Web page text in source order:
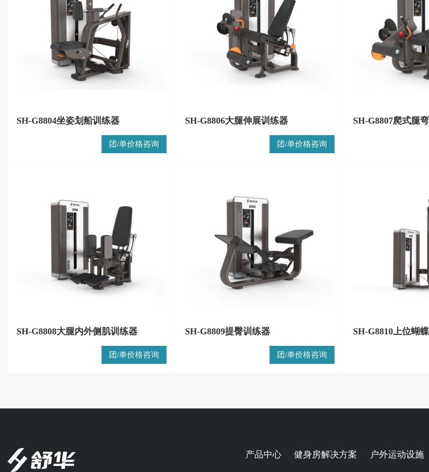
SH-G8804坐姿划船训练器
团/单价格咨询
SH-G8806大腿伸展训练器
团/单价格咨询
SH-G8807爬式腿
SH-G8808大腿内外侧肌训练器
团/单价格咨询
SH-G8809提臀训练器
团/单价格咨询
SH-G8810上位蝴
产品中心 健身房解决方案 户外运动设施